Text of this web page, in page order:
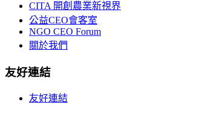
CITA 開創農業新視界
公益CEO會客室
NGO CEO Forum
關於我們
友好連結
友好連結